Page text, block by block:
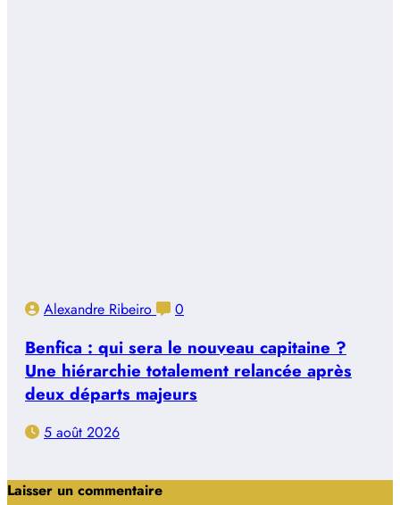
Alexandre Ribeiro 0
Benfica : qui sera le nouveau capitaine ?
Une hiérarchie totalement relancée après
deux départs majeurs
5 août 2026
Laisser un commentaire